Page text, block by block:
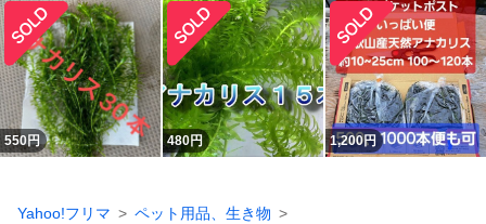
550円 480円 1,200円
Yahoo!フリマ
ペット用品、生き物